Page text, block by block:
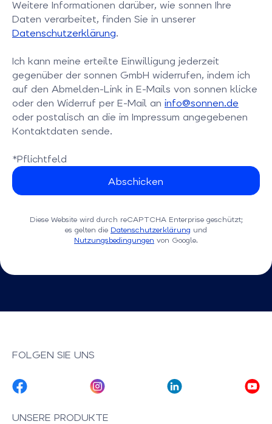
Bitte bestätigen Sie dieses Feld
Weitere Informationen darüber, wie sonnen Ihre
Daten verarbeitet, finden Sie in unserer
Datenschutzerklärung.
Ich kann meine erteilte Einwilligung jederzeit
gegenüber der sonnen GmbH widerrufen, indem ich
auf den Abmelden-Link in E-Mails von sonnen klicke
oder den Widerruf per E-Mail an info@sonnen.de
oder postalisch an die im Impressum angegebenen
Kontaktdaten sende.
*Pflichtfeld
Diese Website wird durch reCAPTCHA Enterprise geschützt;
es gelten die Datenschutzerklärung und
Nutzungsbedingungen von Google.
FOLGEN SIE UNS
UNSERE PRODUKTE